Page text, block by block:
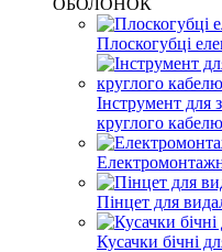
Плоскогубці
Інструмент для
круглого кабелю
Пінцет для
Кусачки бічні